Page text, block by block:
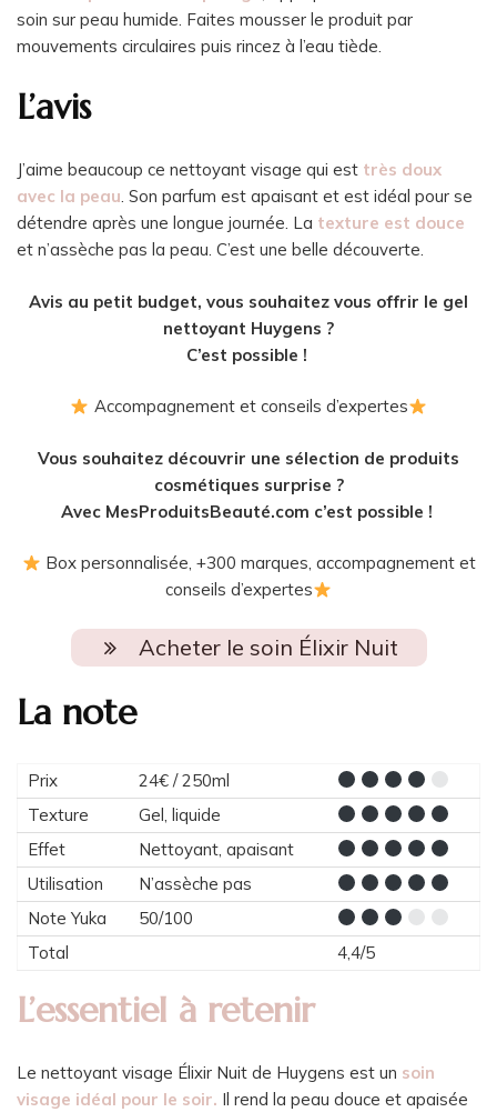
soin sur peau humide. Faites mousser le produit par
mouvements circulaires puis rincez à l’eau tiède.
L’avis
J’aime beaucoup ce nettoyant visage qui est très doux
avec la peau. Son parfum est apaisant et est idéal pour se
détendre après une longue journée. La texture est douce
et n’assèche pas la peau. C’est une belle découverte.
Avis au petit budget, vous souhaitez vous offrir le gel
nettoyant Huygens ?
C’est possible !
Accompagnement et conseils d’expertes
Vous souhaitez découvrir une sélection de produits
cosmétiques surprise ?
Avec MesProduitsBeauté.com c’est possible !
Box personnalisée, +300 marques, accompagnement et
conseils d’expertes
Acheter le soin Élixir Nuit
La note
Prix
24€ / 250ml
Texture
Gel, liquide
Effet
Nettoyant, apaisant
Utilisation
N’assèche pas
Note Yuka
50/100
Total
4,4/5
L’essentiel à retenir
Le nettoyant visage Élixir Nuit de Huygens est un soin
visage idéal pour le soir. Il rend la peau douce et apaisée